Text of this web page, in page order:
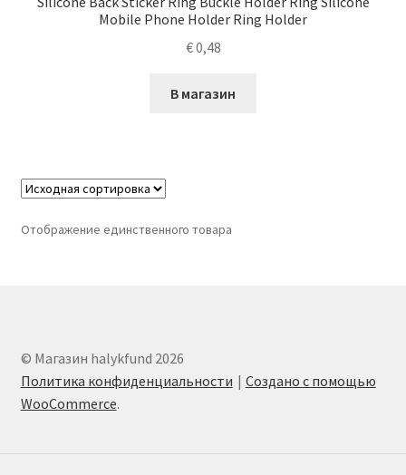
Mobile Phone Holder Ring Holder
€0,48
В магазин
Отображение единственного товара
© Магазин halykfund 2026
Политика конфиденциальности
Создано с помощью
WooCommerce.